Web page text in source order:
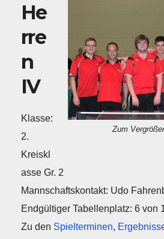
Zum
He
rre
n
IV
Klasse:
2.
Kreiskl
asse Gr. 2
Mannschaftskontakt: Udo
Endgültiger Tabellenplatz: 6 von
Zu den Spielterminen,